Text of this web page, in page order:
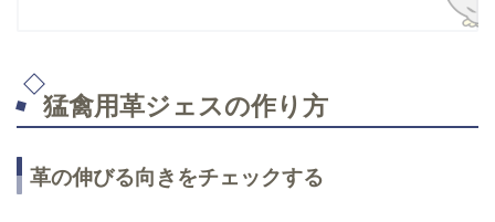
猛禽用革ジェスの作り方
革の伸びる向きをチェックする